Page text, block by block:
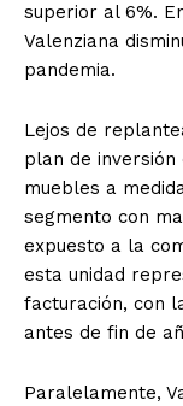
superior al 6%.
Valenziana
pandemia.
Lejos de
plan de inversión
muebles a
segmento con
expuesto a la
esta unidad
facturación, con
antes de fin de
Paralelamente,